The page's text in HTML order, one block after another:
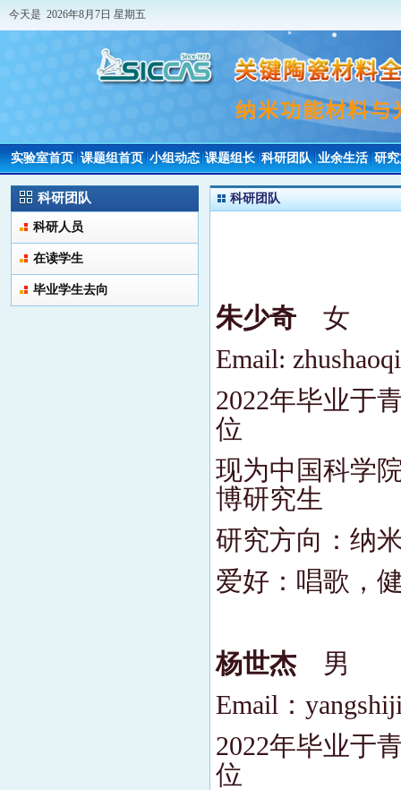
今天是 2026年8月7日 星期五
实验室首页 课题组首页 小组动态 课题组长 科研团队 业余生活 研
科研团队
科研人员
在读学生
毕业学生去向
科研团队
朱少奇 女
Email:
2022年毕业于
位
现为中国科学
博研究生
研究方向：纳
爱好：唱歌，
杨世杰 男
Email：
2022年毕业于
位